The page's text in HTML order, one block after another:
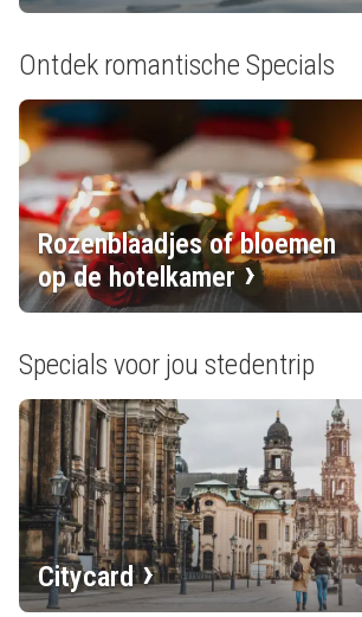
Ontdek romantische Specials
Rozenblaadjes of bloemen
op de hotelkamer
Specials voor jou stedentrip
Citycard